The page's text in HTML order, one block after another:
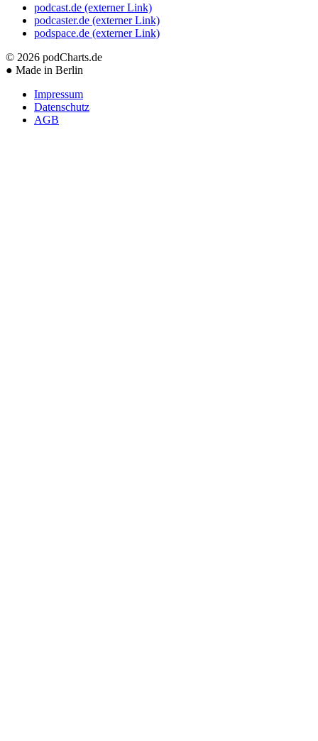
podcast.de (externer Link)
podcaster.de (externer Link)
podspace.de (externer Link)
© 2026 podCharts.de
● Made in Berlin
Impressum
Datenschutz
AGB